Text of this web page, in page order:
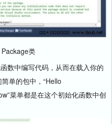
类
中编写代码，从而在载入你的
单的包中，“Hello
菜单都是在这个初始化函数中创